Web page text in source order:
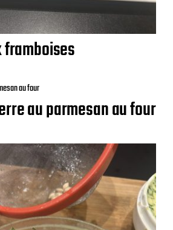
au parmesan au four